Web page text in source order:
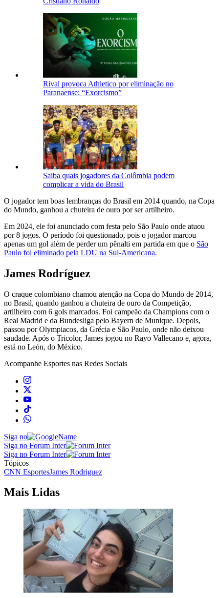
Rival provoca Athletico por eliminação no
Paranaense: “Exorcismo”
Saiba quais jogadores da Colômbia podem
complicar a vida do Brasil
O jogador tem boas lembranças do Brasil em 2014 quando, na Copa
do Mundo, ganhou a chuteira de ouro por ser artilheiro.
Em 2024, ele foi anunciado com festa pelo São Paulo onde atuou
por 8 jogos. O período foi questionado, pois o jogador marcou
apenas um gol além de perder um pênalti em partida em que o São
Paulo foi eliminado pela LDU na Sul-Americana.
James Rodríguez
O craque colombiano chamou atenção na Copa do Mundo de 2014,
no Brasil, quando ganhou a chuteira de ouro da Competição,
artilheiro com 6 gols marcados. Foi campeão da Champions com o
Real Madrid e da Bundesliga pelo Bayern de Munique. Depois,
passou por Olympiacos, da Grécia e São Paulo, onde não deixou
saudade. Após o Tricolor, James jogou no Rayo Vallecano e, agora,
está no León, do México.
Acompanhe Esportes nas Redes Sociais
Siga no
Siga no Forum Inter
Siga no Forum Inter
Tópicos
CNN EsportesJames Rodriguez
Mais Lidas